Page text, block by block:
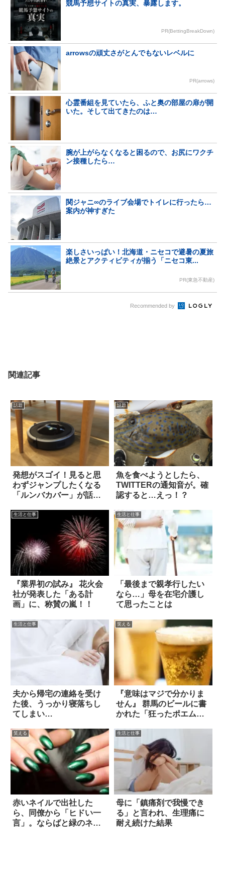
競馬予想サイトの真実、暴露します。
PR(BettingBreakDown)
arrowsの頑丈さがとんでもないレベルに
PR(arrows)
心霊番組を見ていたら、ふと奥の部屋の扉が開
いた。そして出てきたのは…
腕が上がらなくなると困るので、お尻にワクチ
ン接種したら…
関ジャニ∞のライブ会場でトイレに行ったら…
案内が神すぎた
楽しさいっぱい！北海道・ニセコで避暑の夏旅
絶景とアクティビティが揃う「ニセコ東...
PR(東急不動産)
Recommended by
関連記事
話題
発想がスゴイ！見ると思
わずジャンプしたくなる
「ルンバカバー」が話題
話題
魚を食べようとしたら、
TWITTERの通知音が。確
認すると…えっ！？
生活と仕事
『業界初の試み』 花火会
社が発表した「ある計
画」に、称賛の嵐！！
生活と仕事
「最後まで親孝行したい
なら…」母を在宅介護し
て思ったことは
生活と仕事
夫から帰宅の連絡を受け
た後、うっかり寝落ちし
てしまい…
笑える
『意味はマジで分かりま
せん』 群馬のビールに書
かれた「狂ったポエム」
笑える
赤いネイルで出社した
ら、同僚から「ヒドい一
言」。ならばと緑のネイ
生活と仕事
母に「鎮痛剤で我慢でき
る」と言われ、生理痛に
耐え続けた結果